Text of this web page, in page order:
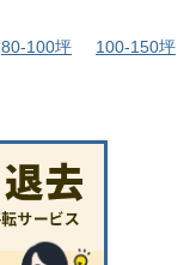
80-100坪 100-150坪